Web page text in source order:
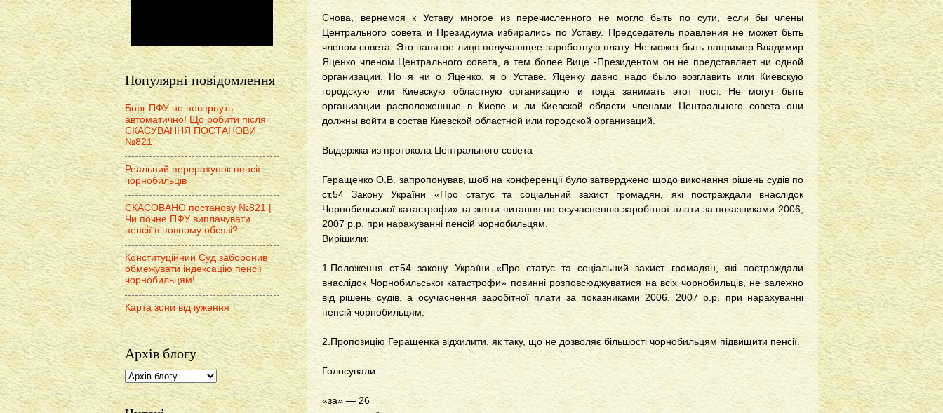
Снова, вернемся к Уставу многое из перечисленного не могло быть по сути, если бы члены
Центрального совета и Президиума избирались по Уставу. Председатель правления не может быть
членом совета. Это нанятое лицо получающее зароботную плату. Не может быть например Владимир
Яценко членом Центрального совета, а тем более Вице -Президентом он не представляет ни одной
организации. Но я ни о Яценко, я о Уставе. Яценку давно надо было возглавить или Киевскую
городскую или Киевскую областную организацию и тогда занимать этот пост. Не могут быть
организации расположенные в Киеве и ли Киевской области членами Центрального совета они
должны войти в состав Киевской областной или городской организаций.
Выдержка из протокола Центрального совета
Геращенко О.В. запропонував, щоб на конференції було затверджено щодо виконання рішень судів по
ст.54 Закону України «Про статус та соціальний захист громадян, які постраждали внаслідок
Чорнобильської катастрофи» та зняти питання по осучасненню заробітної плати за показниками 2006,
2007 р.р. при нарахуванні пенсій чорнобильцям.
Вирішили:
1.Положення ст.54 закону України «Про статус та соціальний захист громадян, які постраждали
внаслідок Чорнобильської катастрофи» повинні розповсюджуватися на всіх чорнобильців, не залежно
від рішень судів, а осучаснення заробітної плати за показниками 2006, 2007 р.р. при нарахуванні
пенсій чорнобильцям.
2.Пропозицію Геращенка відхилити, як таку, що не дозволяє більшості чорнобильцям підвищити пенсії.
Голосували
«за» — 26
Популярні повідомлення
Борг ПФУ не повернуть
автоматично! Що робити після
СКАСУВАННЯ ПОСТАНОВИ
№821
Реальний перерахунок пенсії
чорнобильців
СКАСОВАНО постанову №821 |
Чи почне ПФУ виплачувати
пенсії в повному обсязі?
Конституційний Суд заборонив
обмежувати індексацію пенсії
чорнобильцям!
Карта зони відчуження
Архів блогу